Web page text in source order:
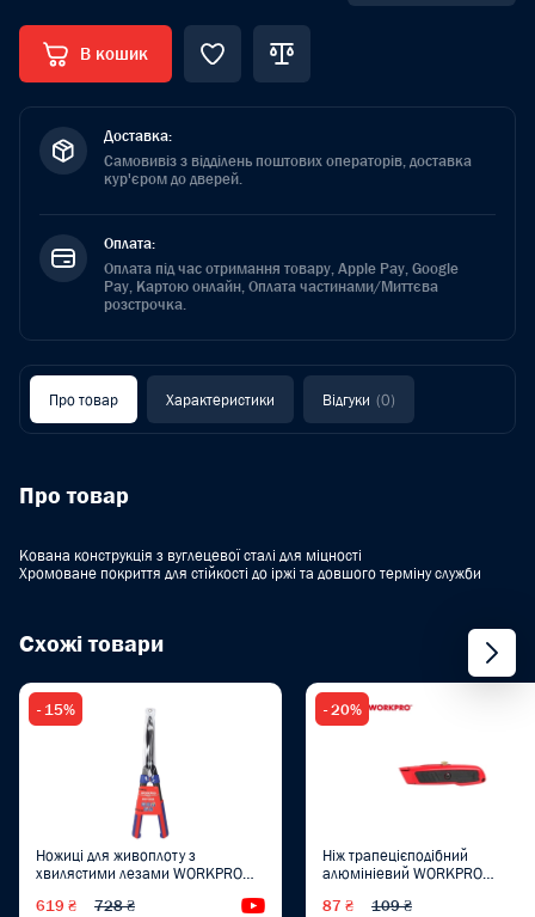
В кошик
Доставка:
Самовивіз з відділень поштових операторів, доставка
кур'єром до дверей.
Оплата:
Оплата під час отримання товару, Apple Pay, Google
Pay, Картою онлайн, Оплата частинами/Миттєва
розстрочка.
Про товар Характеристики Відгуки (0)
Про товар
Кована конструкція з вуглецевої сталі для міцності
Хромоване покриття для стійкості до іржі та довшого терміну служби
Схожі товари
- 15%
Ножиці для живоплоту з
хвилястими лезами WORKPRO
619 ₴ 728 ₴ Відеоогляд
- 20%
Ніж трапецієподібний
алюмініевий WORKPRO
87 ₴ 109 ₴